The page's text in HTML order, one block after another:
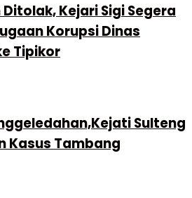
Kejari Sigi Segera
Korupsi Dinas
Tipikor
Sulteng
Kasus Tambang